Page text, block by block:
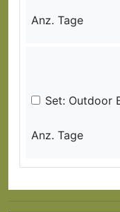
Anz. Tage
Set: Outdoor
Anz. Tage